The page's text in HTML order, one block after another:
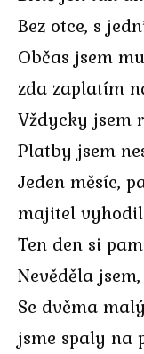
Bez otce, s
Občas jsem
zda zaplatím
Vždycky jsem
Platby jsem
Jeden měsíc,
majitel
Ten den si
Nevěděla
Se dvěma
jsme spaly na